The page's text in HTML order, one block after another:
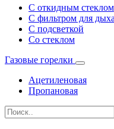
С откидным стеклом
С фильтром для
С подсветкой
Со стеклом
Газовые горелки
Ацетиленовая
Пропановая